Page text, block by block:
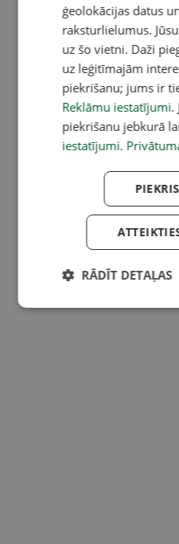
ģeolokācijas datus
raksturlielumus.
uz šo vietni. Daži
uz leģitīmajām
piekrišanu; jums ir
Reklāmu iestatījumi.
piekrišanu jebkurā
iestatījumi.
RĀDĪT DETAĻAS